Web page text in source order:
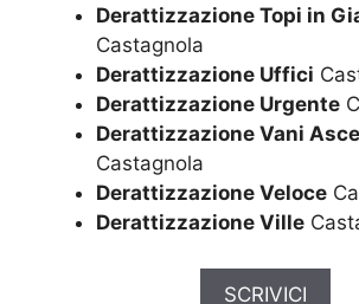
Derattizzazione Topi in
Castagnola
Derattizzazione Uffici
Derattizzazione Urgente
Derattizzazione Vani
Castagnola
Derattizzazione Veloce
Derattizzazione Ville
SCRIVICI